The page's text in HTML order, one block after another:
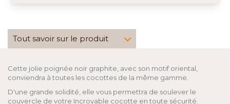
Tout savoir sur le produit
Cette jolie poignée noir graphite, avec son motif oriental,
conviendra à toutes les cocottes de la même gamme.
D'une grande solidité, elle vous permettra de soulever le
couvercle de votre Incroyable cocotte en toute sécurité.